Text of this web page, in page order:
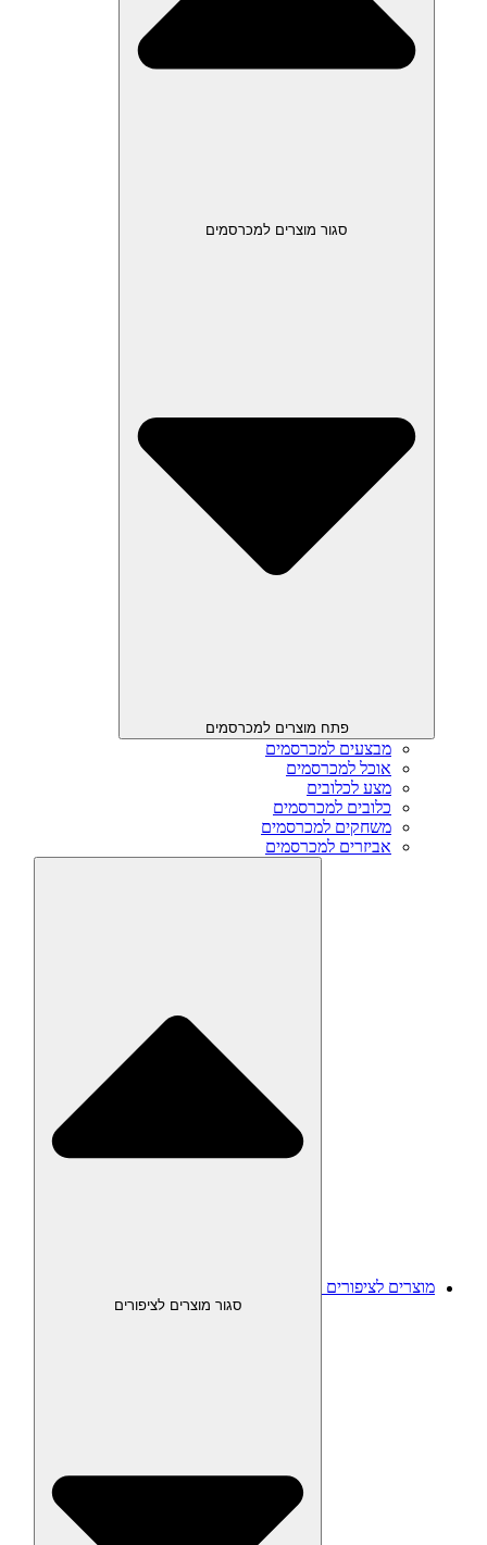
סגור מוצרים למכרסמים
פתח מוצרים למכרסמים
מבצעים למכרסמים
אוכל למכרסמים
מצע לכלובים
כלובים למכרסמים
משחקים למכרסמים
אביזרים למכרסמים
מוצרים לציפורים
סגור מוצרים לציפורים